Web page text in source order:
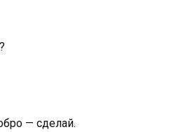
— сделай.